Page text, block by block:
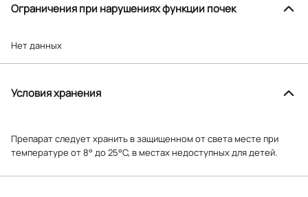
Ограничения при нарушениях функции почек
Нет данных
Условия хранения
Препарат следует хранить в защищенном от света месте при
температуре от 8° до 25°C, в местах недоступных для детей.